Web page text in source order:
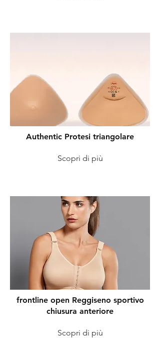
Authentic Protesi triangolare
Scopri di più
frontline open Reggiseno sportivo
chiusura anteriore
Scopri di più